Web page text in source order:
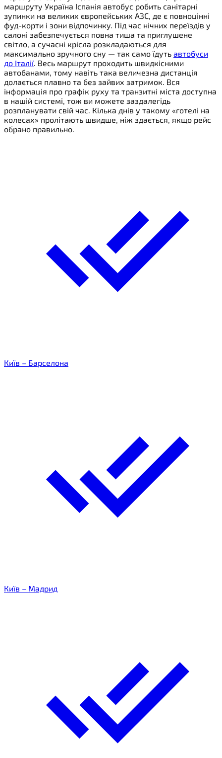
маршруту Україна Іспанія автобус робить санітарні
зупинки на великих європейських АЗС, де є повноцінні
фуд-корти і зони відпочинку. Під час нічних переїздів у
салоні забезпечується повна тиша та приглушене
світло, а сучасні крісла розкладаються для
максимально зручного сну — так само їдуть автобуси
до Італії. Весь маршрут проходить швидкісними
автобанами, тому навіть така величезна дистанція
долається плавно та без зайвих затримок. Вся
інформація про графік руху та транзитні міста доступна
в нашій системі, тож ви можете заздалегідь
розпланувати свій час. Кілька днів у такому «готелі на
колесах» пролітають швидше, ніж здається, якщо рейс
обрано правильно.
Київ – Барселона
Київ – Мадрид